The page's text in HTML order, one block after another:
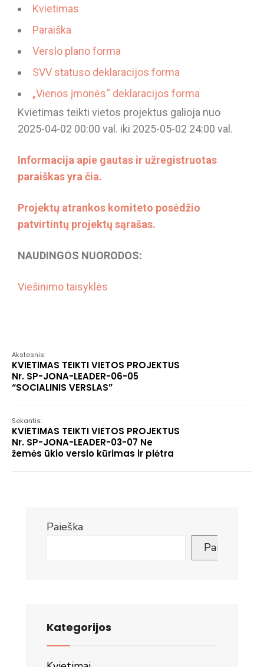
Kvietimas
Paraiška
Verslo plano forma
SVV statuso deklaracijos forma
„Vienos įmonės“ deklaracijos forma
Kvietimas teikti vietos projektus galioja nuo
2025-04-02 00:00 val. iki 2025-05-02 24:00 val.
Informacija apie gautas ir užregistruotas
paraiškas yra čia.
Projektų atrankos komiteto posėdžio
patvirtintų projektų sąrašas.
NAUDINGOS NUORODOS:
Viešinimo taisyklės
Akstesnis:
KVIETIMAS TEIKTI VIETOS PROJEKTUS
Nr. SP-JONA-LEADER-06-05
“SOCIALINIS VERSLAS”
Sekantis:
KVIETIMAS TEIKTI VIETOS PROJEKTUS
Nr. SP-JONA-LEADER-03-07 Ne
žemės ūkio verslo kūrimas ir plėtra
Paieška
Paieška
Kategorijos